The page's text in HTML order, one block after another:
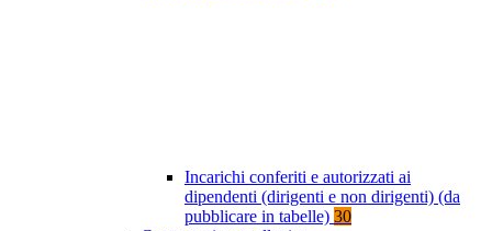
Incarichi conferiti e autorizzati ai
dipendenti (dirigenti e non dirigenti) (da
pubblicare in tabelle) 30